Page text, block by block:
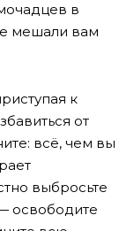
в
мешали вам
к
от
всё, чем вы
выбросьте
освободите